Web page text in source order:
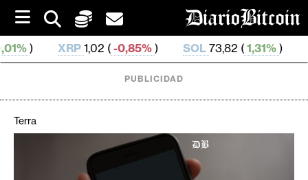
i
p
t
o
1,02 ( -0,85%) SOL73,82 ( 1,31%) TRX0,327
PUBLICIDAD
Terra